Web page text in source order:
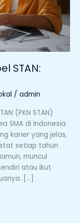
STAN:
/ admin
(PKN STAN)
SMA di Indonesia.
karier yang jelas,
setiap tahun
muncul
atau ikut
[…]